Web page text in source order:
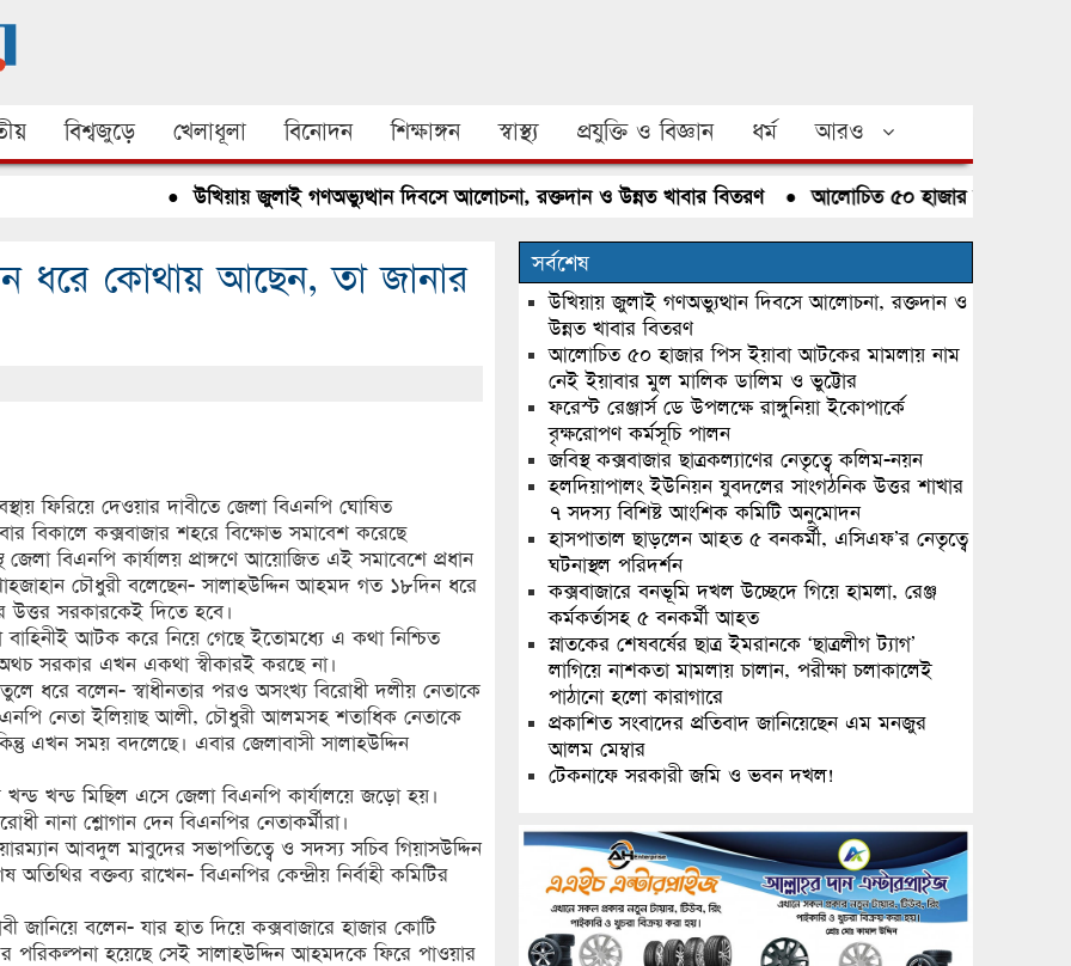
বিশ্বজুড়ে খেলাধূলা বিনোদন শিক্ষাঙ্গন স্বাস্থ্য প্রযুক্তি ও বিজ্ঞান ধর্ম আরও
উখিয়ায় জুলাই গণঅভ্যুত্থান দিবসে আলোচনা, রক্তদান ও উন্নত খাবার বিতরণ● আলোচিত ৫০ হাজার পিস ইয়াবা
ধরে কোথায় আছেন, তা জানার
ফিরিয়ে দেওয়ার দাবীতে জেলা বিএনপি ঘোষিত
বিকালে কক্সবাজার শহরে বিক্ষোভ সমাবেশ করেছে
বিএনপি কার্যালয় প্রাঙ্গণে আয়োজিত এই সমাবেশে প্রধান
চৌধুরী বলেছেন- সালাহউদ্দিন আহমদ গত ১৮দিন ধরে
সরকারকেই দিতে হবে।
আটক করে নিয়ে গেছে ইতোমধ্যে এ কথা নিশ্চিত
সরকার এখন একথা স্বীকারই করছে না।
ধরে বলেন- স্বাধীনতার পরও অসংখ্য বিরোধী দলীয় নেতাকে
নেতা ইলিয়াছ আলী, চৌধুরী আলমসহ শতাধিক নেতাকে
এখন সময় বদলেছে। এবার জেলাবাসী সালাহউদ্দিন
খন্ড মিছিল এসে জেলা বিএনপি কার্যালয়ে জড়ো হয়।
নানা শ্লোগান দেন বিএনপির নেতাকর্মীরা।
আবদুল মাবুদের সভাপতিত্বে ও সদস্য সচিব গিয়াসউদ্দিন
বক্তব্য রাখেন- বিএনপির কেন্দ্রীয় নির্বাহী কমিটির
জানিয়ে বলেন- যার হাত দিয়ে কক্সবাজারে হাজার কোটি
পরিকল্পনা হয়েছে সেই সালাহউদ্দিন আহমদকে ফিরে পাওয়ার
সর্বশেষ
উখিয়ায় জুলাই গণঅভ্যুত্থান দিবসে আলোচনা, রক্তদান ও
উন্নত খাবার বিতরণ
আলোচিত ৫০ হাজার পিস ইয়াবা আটকের মামলায় নাম
নেই ইয়াবার মুল মালিক ডালিম ও ভুট্টোর
ফরেস্ট রেঞ্জার্স ডে উপলক্ষে রাঙ্গুনিয়া ইকোপার্কে
বৃক্ষরোপণ কর্মসূচি পালন
জবিস্থ কক্সবাজার ছাত্রকল্যাণের নেতৃত্বে কলিম-নয়ন
হলদিয়াপালং ইউনিয়ন যুবদলের সাংগঠনিক উত্তর শাখার
৭ সদস্য বিশিষ্ট আংশিক কমিটি অনুমোদন
হাসপাতাল ছাড়লেন আহত ৫ বনকর্মী, এসিএফ’র নেতৃত্বে
ঘটনাস্থল পরিদর্শন
কক্সবাজারে বনভূমি দখল উচ্ছেদে গিয়ে হামলা, রেঞ্জ
কর্মকর্তাসহ ৫ বনকর্মী আহত
স্নাতকের শেষবর্ষের ছাত্র ইমরানকে ‘ছাত্রলীগ ট্যাগ’
লাগিয়ে নাশকতা মামলায় চালান, পরীক্ষা চলাকালেই
পাঠানো হলো কারাগারে
প্রকাশিত সংবাদের প্রতিবাদ জানিয়েছেন এম মনজুর
আলম মেম্বার
টেকনাফে সরকারী জমি ও ভবন দখল!